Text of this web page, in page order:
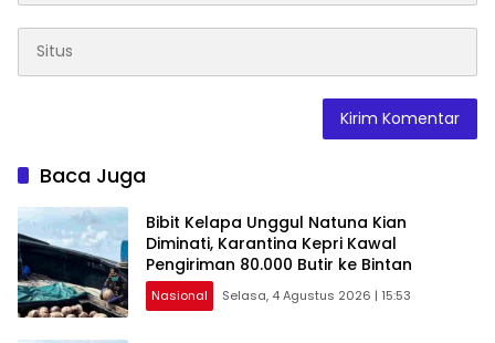
Baca Juga
Bibit Kelapa Unggul Natuna Kian
Diminati, Karantina Kepri Kawal
Pengiriman 80.000 Butir ke Bintan
Nasional Selasa, 4 Agustus 2026 | 15:53